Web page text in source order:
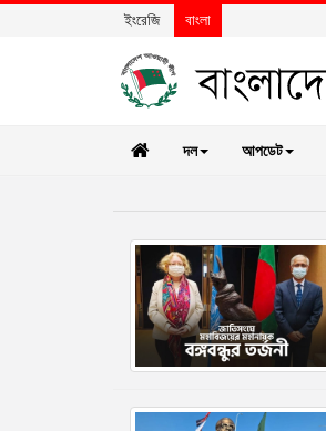
ইংরেজি বাংলা
দল আপডেট